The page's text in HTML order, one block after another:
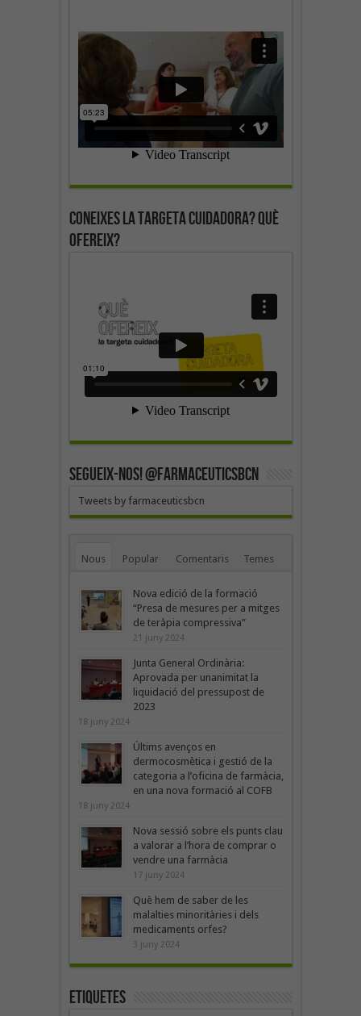
Coneixes la targeta cuidadora? Què
ofereix?
SEGUEIX-NOS! @farmaceuticsbcn
Tweets by farmaceuticsbcn
Nous Popular Comentaris Temes
Nova edició de la formació
“Presa de mesures per a mitges
de teràpia compressiva”
21 juny 2024
Junta General Ordinària:
Aprovada per unanimitat la
liquidació del pressupost de
2023
18 juny 2024
Últims avenços en
dermocosmètica i gestió de la
categoria a l’oficina de farmàcia,
en una nova formació al COFB
18 juny 2024
Nova sessió sobre els punts clau
a valorar a l’hora de comprar o
vendre una farmàcia
17 juny 2024
Què hem de saber de les
malalties minoritàries i dels
medicaments orfes?
3 juny 2024
Etiquetes